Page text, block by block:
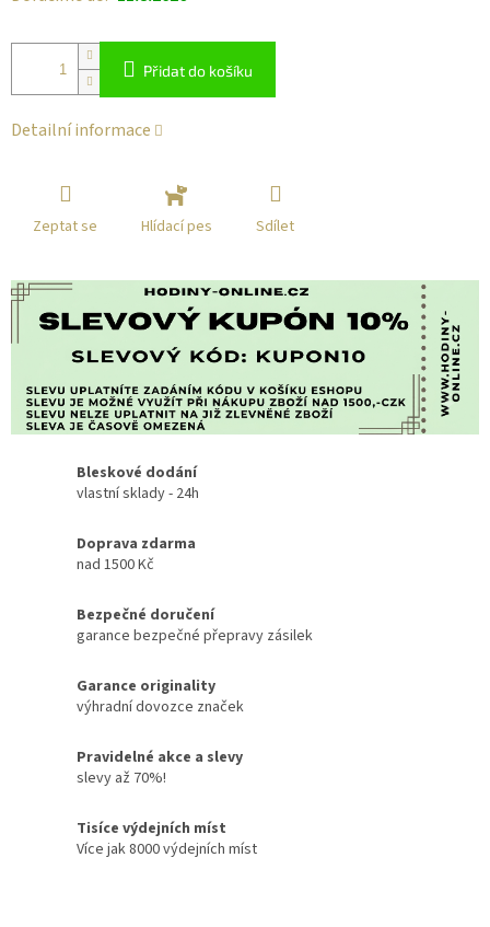
Přidat do košíku
Detailní informace
Zeptat se Hlídací pes Sdílet
Bleskové dodání
vlastní sklady - 24h
Doprava zdarma
nad 1500 Kč
Bezpečné doručení
garance bezpečné přepravy zásilek
Garance originality
výhradní dovozce značek
Pravidelné akce a slevy
slevy až 70%!
Tisíce výdejních míst
Více jak 8000 výdejních míst